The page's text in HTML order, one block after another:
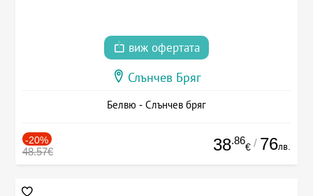
виж офертата
Слънчев Бряг
Белвю - Слънчев бряг
-20%
48.57€ 38.86
€ / 76лв.